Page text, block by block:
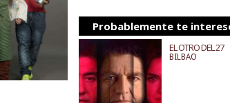
Probablemente te
EL OTRO DEL 27
BILBAO